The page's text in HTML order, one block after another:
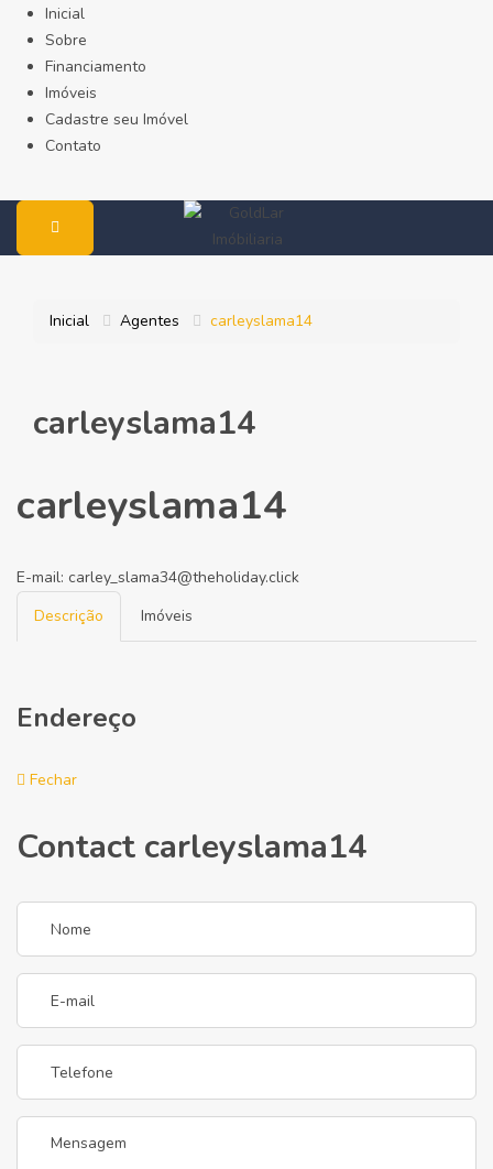
Inicial
Sobre
Financiamento
Imóveis
Cadastre seu Imóvel
Contato
Inicial Agentes carleyslama14
carleyslama14
carleyslama14
E-mail: carley_slama34@theholiday.click
Descrição
Imóveis
Endereço
Fechar
Contact carleyslama14